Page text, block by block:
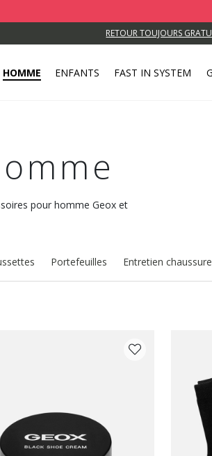
RETOUR TOUJOURS
HOMME ENFANTS FAST IN SYSTEM
pour homme Geox et
Portefeuilles Entretien chaussure